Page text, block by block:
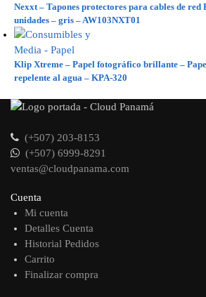
Nexxt – Tapones protectores para cables de red
unidades – gris – AW103NXT01
Klip Xtreme – Papel fotográfico brillante –
repelente al agua – KPA-320
(+507) 203-8153
(+507) 6999-8291
ventas@cloudpanama.com
Cuenta
Mi cuenta
Detalles Cuenta
Historial Pedidos
Carrito
Finalizar compra